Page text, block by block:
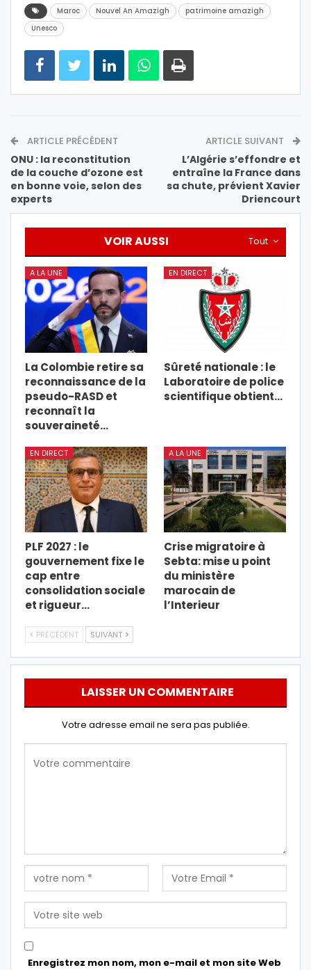
Maroc Nouvel An Amazigh
patrimoine amazigh
Unesco
ARTICLE PRÉCÉDENT
ONU : la reconstitution
de la couche d’ozone est
en bonne voie, selon des
experts
ARTICLE SUIVANT
L’Algérie s’effondre et
entraîne la France dans
sa chute, prévient Xavier
Driencourt
Tout
VOIR AUSSI
A LA UNE
La Colombie retire sa
reconnaissance de la
pseudo-RASD et
reconnaît la
souveraineté…
EN DIRECT
Sûreté nationale : le
Laboratoire de police
scientifique obtient…
EN DIRECT
PLF 2027 : le
gouvernement fixe le
cap entre
consolidation sociale
et rigueur…
A LA UNE
Crise migratoire à
Sebta: mise u point
du ministère
marocain de
l’Interieur
PRÉCÉDENT SUIVANT
LAISSER UN COMMENTAIRE
Votre adresse email ne sera pas publiée.
Enregistrez mon nom, mon e-mail et mon site Web